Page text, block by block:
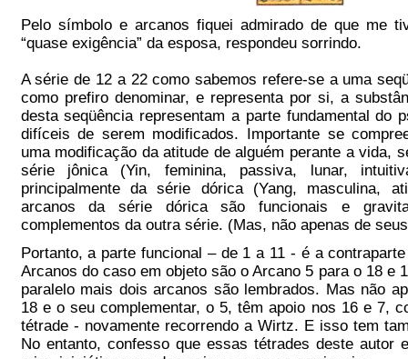
Pelo símbolo e arcanos fiquei admirado de que me
“quase exigência” da esposa, respondeu sorrindo.
A série de 12 a 22 como sabemos refere-se a uma
como prefiro denominar, e representa por si, a
desta seqüência representam a parte fundamental do
difíceis de serem modificados. Importante se
uma modificação da atitude de alguém perante a vida,
série jônica (Yin, feminina, passiva, lunar,
principalmente da série dórica (Yang, masculina,
arcanos da série dórica são funcionais e
complementos da outra série. (Mas, não apenas de
Portanto, a parte funcional – de 1 a 11 - é a
Arcanos do caso em objeto são o Arcano 5 para o 18 e
paralelo mais dois arcanos são lembrados. Mas não
18 e o seu complementar, o 5, têm apoio nos 16 e 7,
tétrade - novamente recorrendo a Wirtz. E isso tem
No entanto, confesso que essas tétrades deste autor